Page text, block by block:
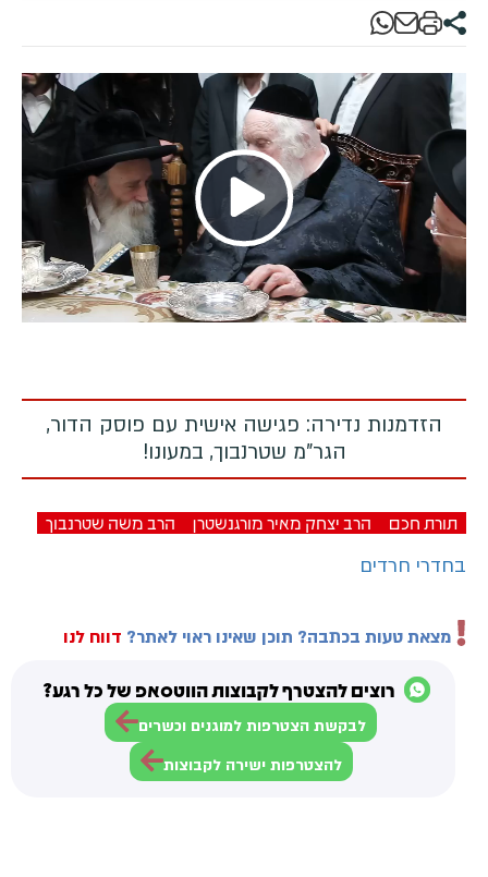
Play
הזדמנות נדירה: פגישה אישית עם פוסק הדור,
הגר"מ שטרנבוך, במעונו!
תורת חכם הרב יצחק מאיר מורגנשטרן הרב משה שטרנבוך
בחדרי חרדים
מצאת טעות בכתבה? תוכן שאינו ראוי לאתר? דווח לנו
רוצים להצטרף לקבוצות הווטסאפ של כל רגע?
לבקשת הצטרפות למוגנים וכשרים
להצטרפות ישירה לקבוצות